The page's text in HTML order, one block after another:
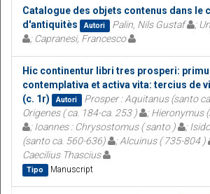
Catalogue des objets contenus dans le
d'antiquitès
Autori Palin, Nils Gustaf
;
; Capranesi, Francesco
Hic continentur libri tres prosperi:
contemplativa et activa vita: tercius de
(c. 1r)
Autori Prosper : Aquitanus (santo
Origenes ( ca. 184-ca. 253 )
; Hieronymus
; Ioannes : Chrysostomus ( santo )
;
(santo ca. 560-636)
; Alcuinus ( 735-804 )
Caecilius Thascius
Tipo Manuscript